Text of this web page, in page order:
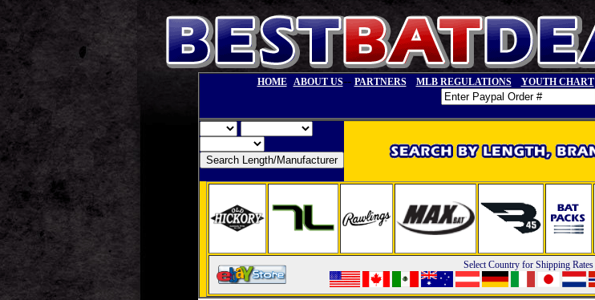
HOME ABOUT US-- PARTNERS MLB REGULATIONS YOUTH CHART
Select Country for Shipping Rates